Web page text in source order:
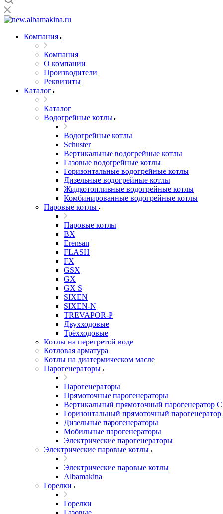
Компания
Компания
О компании
Производители
Реквизиты
Каталог
Каталог
Водогрейные котлы
Водогрейные котлы
Schuster
Вертикальные водогрейные котлы
Газовые водогрейные котлы
Горизонтальные водогрейные котлы
Дизельные водогрейные котлы
Жидкотопливные водогрейные котлы
Комбинированные водогрейные котлы
Паровые котлы
Паровые котлы
BX
Erensan
FLASH
FX
GSX
GX
GX S
SIXEN
SIXEN-N
TREVAPOR-P
Двухходовые
Трёхходовые
Котлы на перегретой воде
Котловая арматура
Котлы на диатермическом масле
Парогенераторы
Парогенераторы
Прямоточные парогенераторы
Вертикальный прямоточный парогенератор
Горизонтальный прямоточный
Дизельные парогенераторы
Мобильные парогенераторы
Электрические парогенераторы
Электрические паровые котлы
Электрические паровые котлы
Albamakina
Горелки
Горелки
Газовые